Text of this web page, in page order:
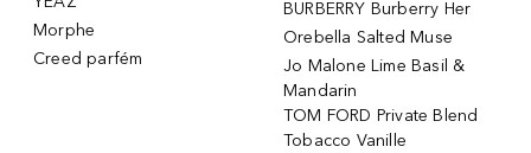
Morphe
Creed parfém
BURBERRY Burberry Her
Orebella Salted Muse
Jo Malone Lime Basil &
Mandarin
TOM FORD Private Blend
Tobacco Vanille